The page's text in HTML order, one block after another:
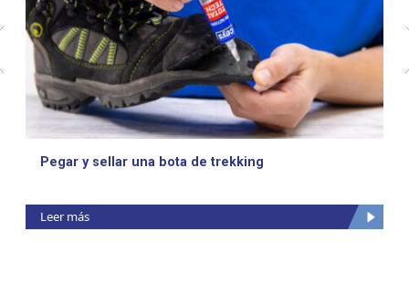
Pegar y sellar una bota de trekking
Leer más